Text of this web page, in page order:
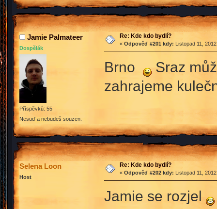
Jamie Palmateer
Dospělák
Příspěvků: 55
Nesuď a nebudeš souzen.
Re: Kde kdo bydlí?
« Odpověď #201 kdy: Listopad 11,
Brno
Sraz
zahrajeme
Selena Loon
Host
Re: Kde kdo bydlí?
« Odpověď #202 kdy: Listopad 11,
Jamie se rozjel